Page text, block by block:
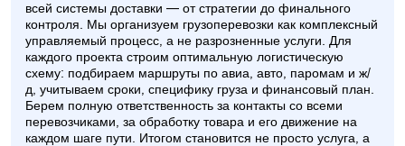
всей системы доставки — от стратегии до финального
контроля. Мы организуем грузоперевозки как комплексный
управляемый процесс, а не разрозненные услуги. Для
каждого проекта строим оптимальную логистическую
схему: подбираем маршруты по авиа, авто, паромам и ж/
д, учитываем сроки, специфику груза и финансовый план.
Берем полную ответственность за контакты со всеми
перевозчиками, за обработку товара и его движение на
каждом шаге пути. Итогом становится не просто услуга, а